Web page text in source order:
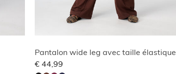
Pantalon wide leg avec taille élastique
€ 44,99